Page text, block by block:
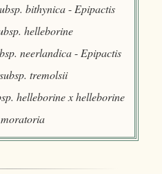
bithynica- Epipactis
helleborine
neerlandica- Epipactis
tremolsii
helleborine x helleborine